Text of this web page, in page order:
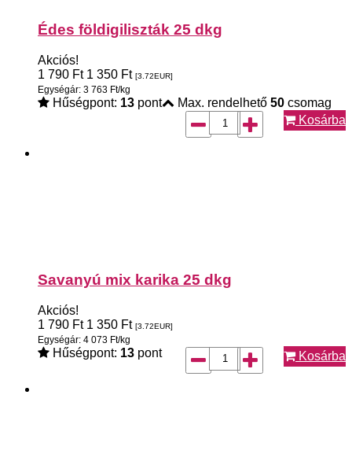
Édes földigiliszták 25 dkg
Akciós!
1 790 Ft 1 350 Ft [3.72EUR]
Egységár: 3 763 Ft/kg
Hűségpont: 13 pont Max. rendelhető 50 csomag
Kosárba
Savanyú mix karika 25 dkg
Akciós!
1 790 Ft 1 350 Ft [3.72EUR]
Egységár: 4 073 Ft/kg
Hűségpont: 13 pont Kosárba